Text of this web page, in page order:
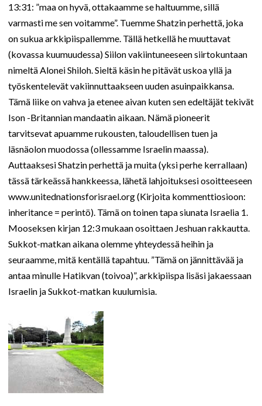
13:31: ”maa on hyvä, ottakaamme se haltuumme, sillä
varmasti me sen voitamme”. Tuemme Shatzin perhettä, joka
on sukua arkkipiispallemme. Tällä hetkellä he muuttavat
(kovassa kuumuudessa) Siilon vakiintuneeseen siirtokuntaan
nimeltä Alonei Shiloh. Sieltä käsin he pitävät uskoa yllä ja
työskentelevät vakiinnuttaakseen uuden asuinpaikkansa.
Tämä liike on vahva ja etenee aivan kuten sen edeltäjät tekivät
Ison -Britannian mandaatin aikaan. Nämä pioneerit
tarvitsevat apuamme rukousten, taloudellisen tuen ja
läsnäolon muodossa (ollessamme Israelin maassa).
Auttaaksesi Shatzin perhettä ja muita (yksi perhe kerrallaan)
tässä tärkeässä hankkeessa, lähetä lahjoituksesi osoitteeseen
www.unitednationsforisrael.org (Kirjoita kommenttiosioon:
inheritance = perintö). Tämä on toinen tapa siunata Israelia 1.
Mooseksen kirjan 12:3 mukaan osoittaen Jeshuan rakkautta.
Sukkot-matkan aikana olemme yhteydessä heihin ja
seuraamme, mitä kentällä tapahtuu. ”Tämä on jännittävää ja
antaa minulle Hatikvan (toivoa)”, arkkipiispa lisäsi jakaessaan
Israelin ja Sukkot-matkan kuulumisia.